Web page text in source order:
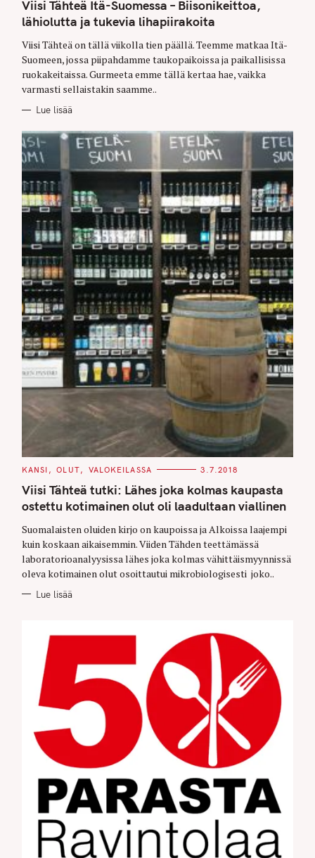
E
G
O
I
S
Viisi Tähteä Itä-Suomessa – Biisonikeittoa,
lähiolutta ja tukevia lihapiirakoita
Viisi Tähteä on tällä viikolla tien päällä. Teemme matkaa Itä-
Suomeen, jossa piipahdamme taukopaikoissa ja paikallisissa
ruokakeitaissa. Gurmeeta emme tällä kertaa hae, vaikka
varmasti sellaistakin saamme..
Lue lisää
C
T
E
G
O
I
E
S
KANSI OLUT VALOKEILASSA 3.7.2018
Viisi Tähteä tutki: Lähes joka kolmas kaupasta
ostettu kotimainen olut oli laadultaan viallinen
Suomalaisten oluiden kirjo on kaupoissa ja Alkoissa laajempi
kuin koskaan aikaisemmin. Viiden Tähden teettämässä
laboratorioanalyysissa lähes joka kolmas vähittäismyynnissä
oleva kotimainen olut osoittautui mikrobiologisesti joko..
Lue lisää